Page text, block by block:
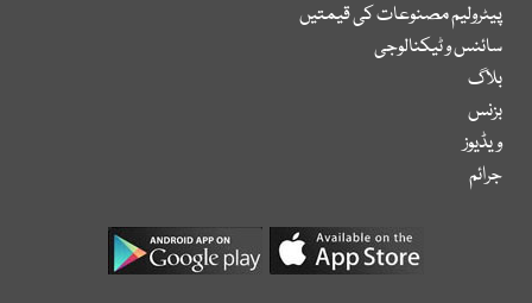
پیٹرولیم مصنوعات کی قیمتیں
سائنس و ٹیکنالوجی
بلاگ
بزنس
ویڈیوز
جرائم